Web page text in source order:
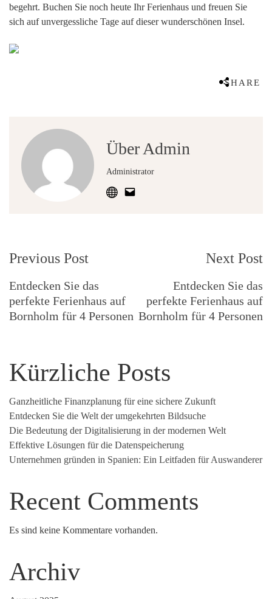
begehrt. Buchen Sie noch heute Ihr Ferienhaus und freuen Sie
sich auf unvergessliche Tage auf dieser wunderschönen Insel.
SHARE
Über Admin
Administrator
Post
Navigation
Previous Post
Entdecken Sie das
perfekte Ferienhaus auf
Bornholm für 4 Personen
Next Post
Entdecken Sie das
perfekte Ferienhaus auf
Bornholm für 4 Personen
Kürzliche Posts
Ganzheitliche Finanzplanung für eine sichere Zukunft
Entdecken Sie die Welt der umgekehrten Bildsuche
Die Bedeutung der Digitalisierung in der modernen Welt
Effektive Lösungen für die Datenspeicherung
Unternehmen gründen in Spanien: Ein Leitfaden für Auswanderer
Recent Comments
Es sind keine Kommentare vorhanden.
Archiv